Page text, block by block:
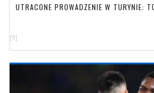
UTRACONE PROWADZENIE W TURYNIE:
[9]